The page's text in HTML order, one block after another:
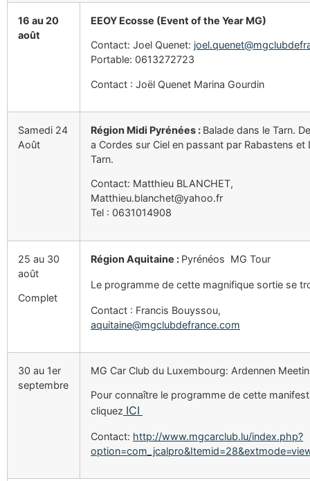
16 au 20
août
EEOY Ecosse (Event of the Year MG)
Contact: Joel Quenet:
Portable: 0613272723
Contact : Joël Quenet Marina Gourdin
Samedi 24
Août
Région Midi Pyrénées : Balade dans le Tarn.
a Cordes sur Ciel en passant par Rabastens et
Tarn.
Contact: Matthieu BLANCHET,
Matthieu.blanchet@yahoo.fr
Tel : 0631014908
25 au 30
août
Complet
Région Aquitaine : Pyrénéos MG Tour
Le programme de cette magnifique sortie se
Contact : Francis Bouyssou,
aquitaine@mgclubdefrance.com
30 au 1er
septembre
MG Car Club du Luxembourg: Ardennen
Pour connaître le programme de cette
cliquez ICI
Contact: http://www.mgcarclub.lu/index.php?